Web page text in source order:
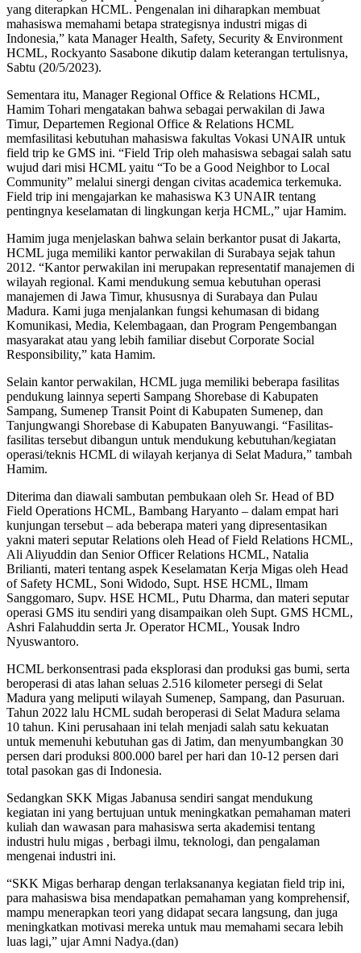
yang diterapkan HCML. Pengenalan ini diharapkan membuat
mahasiswa memahami betapa strategisnya industri migas di
Indonesia,” kata Manager Health, Safety, Security & Environment
HCML, Rockyanto Sasabone dikutip dalam keterangan tertulisnya,
Sabtu (20/5/2023).
Sementara itu, Manager Regional Office & Relations HCML,
Hamim Tohari mengatakan bahwa sebagai perwakilan di Jawa
Timur, Departemen Regional Office & Relations HCML
memfasilitasi kebutuhan mahasiswa fakultas Vokasi UNAIR untuk
field trip ke GMS ini. “Field Trip oleh mahasiswa sebagai salah satu
wujud dari misi HCML yaitu “To be a Good Neighbor to Local
Community” melalui sinergi dengan civitas academica terkemuka.
Field trip ini mengajarkan ke mahasiswa K3 UNAIR tentang
pentingnya keselamatan di lingkungan kerja HCML,” ujar Hamim.
Hamim juga menjelaskan bahwa selain berkantor pusat di Jakarta,
HCML juga memiliki kantor perwakilan di Surabaya sejak tahun
2012. “Kantor perwakilan ini merupakan representatif manajemen di
wilayah regional. Kami mendukung semua kebutuhan operasi
manajemen di Jawa Timur, khususnya di Surabaya dan Pulau
Madura. Kami juga menjalankan fungsi kehumasan di bidang
Komunikasi, Media, Kelembagaan, dan Program Pengembangan
masyarakat atau yang lebih familiar disebut Corporate Social
Responsibility,” kata Hamim.
Selain kantor perwakilan, HCML juga memiliki beberapa fasilitas
pendukung lainnya seperti Sampang Shorebase di Kabupaten
Sampang, Sumenep Transit Point di Kabupaten Sumenep, dan
Tanjungwangi Shorebase di Kabupaten Banyuwangi. “Fasilitas-
fasilitas tersebut dibangun untuk mendukung kebutuhan/kegiatan
operasi/teknis HCML di wilayah kerjanya di Selat Madura,” tambah
Hamim.
Diterima dan diawali sambutan pembukaan oleh Sr. Head of BD
Field Operations HCML, Bambang Haryanto – dalam empat hari
kunjungan tersebut – ada beberapa materi yang dipresentasikan
yakni materi seputar Relations oleh Head of Field Relations HCML,
Ali Aliyuddin dan Senior Officer Relations HCML, Natalia
Brilianti, materi tentang aspek Keselamatan Kerja Migas oleh Head
of Safety HCML, Soni Widodo, Supt. HSE HCML, Ilmam
Sanggomaro, Supv. HSE HCML, Putu Dharma, dan materi seputar
operasi GMS itu sendiri yang disampaikan oleh Supt. GMS HCML,
Ashri Falahuddin serta Jr. Operator HCML, Yousak Indro
Nyuswantoro.
HCML berkonsentrasi pada eksplorasi dan produksi gas bumi, serta
beroperasi di atas lahan seluas 2.516 kilometer persegi di Selat
Madura yang meliputi wilayah Sumenep, Sampang, dan Pasuruan.
Tahun 2022 lalu HCML sudah beroperasi di Selat Madura selama
10 tahun. Kini perusahaan ini telah menjadi salah satu kekuatan
untuk memenuhi kebutuhan gas di Jatim, dan menyumbangkan 30
persen dari produksi 800.000 barel per hari dan 10-12 persen dari
total pasokan gas di Indonesia.
Sedangkan SKK Migas Jabanusa sendiri sangat mendukung
kegiatan ini yang bertujuan untuk meningkatkan pemahaman materi
kuliah dan wawasan para mahasiswa serta akademisi tentang
industri hulu migas , berbagi ilmu, teknologi, dan pengalaman
mengenai industri ini.
“SKK Migas berharap dengan terlaksananya kegiatan field trip ini,
para mahasiswa bisa mendapatkan pemahaman yang komprehensif,
mampu menerapkan teori yang didapat secara langsung, dan juga
meningkatkan motivasi mereka untuk mau memahami secara lebih
luas lagi,” ujar Amni Nadya.(dan)